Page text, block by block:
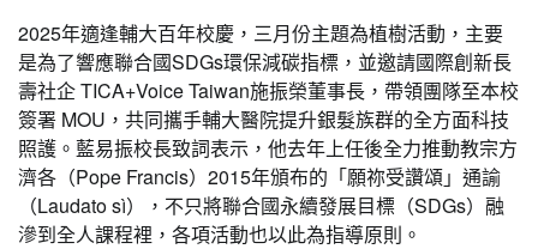
2025年適逢輔大百年校慶，三月份主題為植樹活動，主要
是為了響應聯合國SDGs環保減碳指標，並邀請國際創新長
壽社企 TICA+Voice Taiwan施振榮董事長，帶領團隊至本校
簽署 MOU，共同攜手輔大醫院提升銀髮族群的全方面科技
照護。藍易振校長致詞表示，他去年上任後全力推動教宗方
濟各（Pope Francis）2015年頒布的「願祢受讚頌」通諭
（Laudato sì），不只將聯合國永續發展目標（SDGs）融
滲到全人課程裡，各項活動也以此為指導原則。